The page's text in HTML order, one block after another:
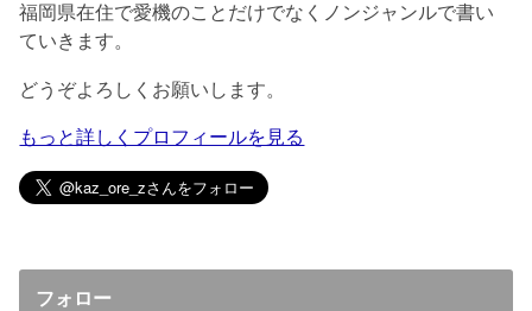
福岡県在住で愛機のことだけでなくノンジャンルで書い
ていきます。
どうぞよろしくお願いします。
もっと詳しくプロフィールを見る
フォロー